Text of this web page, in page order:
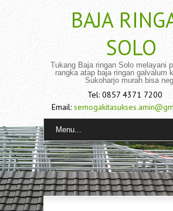
BAJA
SOLO
Tukang Baja ringan Solo melayani
rangka atap baja ringan galvalum
Sukoharjo murah bisa
Tel: 0857 4371 7200
Email:
Menu...